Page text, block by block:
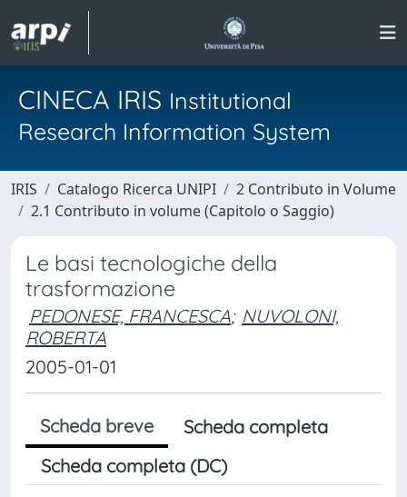
CINECA IRIS Institutional
Research Information System
IRIS Catalogo Ricerca UNIPI
2 Contributo in Volume
2.1 Contributo in volume (Capitolo o Saggio)
Le basi tecnologiche della
trasformazione
PEDONESE, FRANCESCA; NUVOLONI,
ROBERTA
2005-01-01
Scheda breve
Scheda completa
Scheda completa (DC)